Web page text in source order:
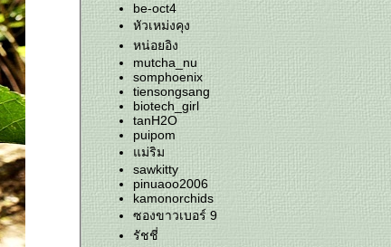
be-oct4
หัวเหม่งคุง
หน่อยอิง
mutcha_nu
somphoenix
tiensongsang
biotech_girl
tanH2O
puipom
ม่ริม
sawkitty
pinuaoo2006
kamonorchids
ซองขาวเบอร์ 9
รัชชี่